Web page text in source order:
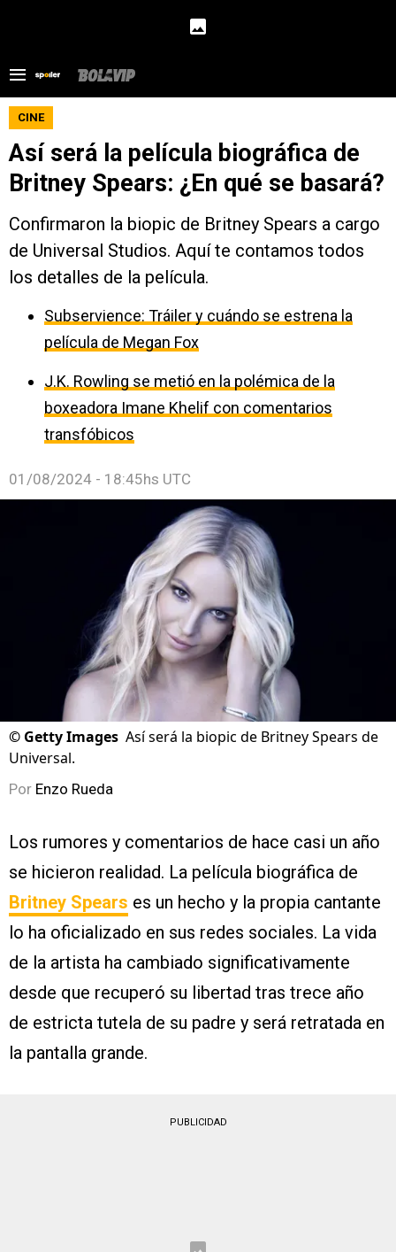
CINE
Así será la película biográfica de
Britney Spears: ¿En qué se basará?
Confirmaron la biopic de Britney Spears a cargo
de Universal Studios. Aquí te contamos todos
los detalles de la película.
Subservience: Tráiler y cuándo se estrena la
película de Megan Fox
J.K. Rowling se metió en la polémica de la
boxeadora Imane Khelif con comentarios
transfóbicos
01/08/2024 - 18:45hs UTC
© Getty Images Así será la biopic de Britney Spears de
Universal.
Por Enzo Rueda
Los rumores y comentarios de hace casi un año
se hicieron realidad. La película biográfica de
Britney Spears es un hecho y la propia cantante
lo ha oficializado en sus redes sociales. La vida
de la artista ha cambiado significativamente
desde que recuperó su libertad tras trece año
de estricta tutela de su padre y será retratada en
la pantalla grande.
PUBLICIDAD